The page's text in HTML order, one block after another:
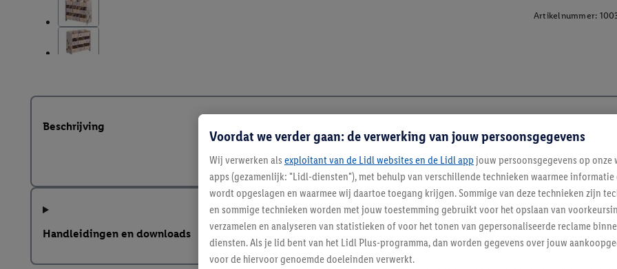
Artikelnummer:
Beschrijving
Handleidingen en downloads
Voordat we verder gaan: de verwerking van jouw persoonsgegevens
Wij verwerken als exploitant van de Lidl websites en de Lidl app jouw persoonsgegevens op onze
apps (gezamenlijk: "Lidl-diensten"), met behulp van verschillende technieken waarmee
wordt opgeslagen en waarmee wij daartoe toegang krijgen. Sommige van deze technieken zijn
en sommige technieken worden met jouw toestemming gebruikt voor het opslaan van
verzamelen en analyseren van statistieken of voor het tonen van gepersonaliseerde reclame
diensten. Als je lid bent van het Lidl Plus-programma, dan worden gegevens over jouw
voor de hiervoor genoemde doeleinden verwerkt.